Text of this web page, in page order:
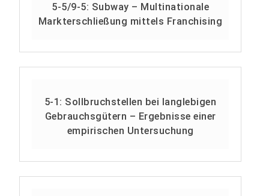
5-5/9-5: Subway – Multinationale
Markterschließung mittels Franchising
5-1: Sollbruchstellen bei langlebigen
Gebrauchsgütern – Ergebnisse einer
empirischen Untersuchung